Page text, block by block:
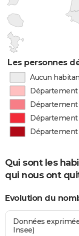
Les personnes
Aucun
Département
Département
Département
Département
Qui sont les
qui nous ont
Evolution du
Données
Insee)